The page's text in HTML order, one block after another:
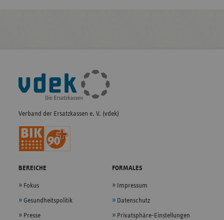
Fußleisten-
Navigation
Verband der Ersatzkassen e. V. (vdek)
BEREICHE
Fokus
Gesundheitspolitik
Presse
FORMALES
Impressum
Datenschutz
Privatsphäre-Einstellungen